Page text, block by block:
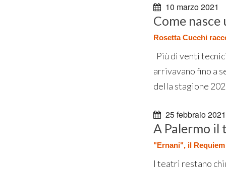
10 marzo 2021
Come
Rosetta Cucchi
Più di venti
arrivavano fino a
della stagione
25 febbraio 2021
A Palermo il
"Ernani", il
I teatri restano